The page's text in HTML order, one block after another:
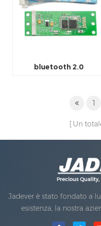
bluetooth 2.0
1
Un
Jadever è stato fondato a
esistenza, la nostra
tecnologica e sviluppare